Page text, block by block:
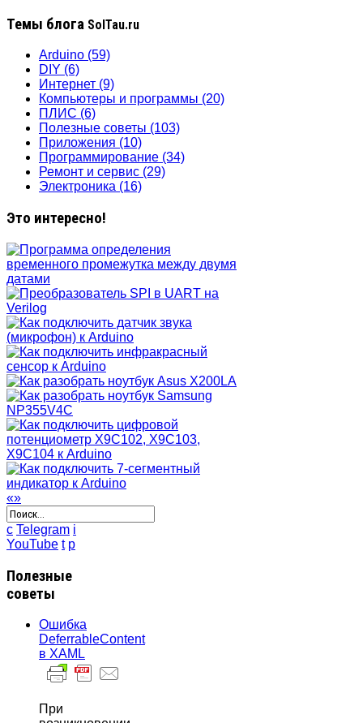
Темы блога SolTau.ru
Arduino (59)
DIY (6)
Интернет (9)
Компьютеры и программы (20)
ПЛИС (6)
Полезные советы (103)
Приложения (10)
Программирование (34)
Ремонт и сервис (29)
Электроника (16)
Это интересно!
«»
c Telegram i
YouTube t p
Полезные
советы
Ошибка
DeferrableContent
в XAML
При